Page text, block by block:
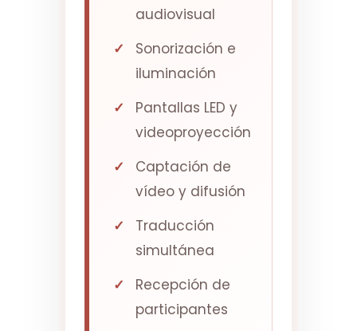
audiovisual
Sonorización e
iluminación
Pantallas LED y
videoproyección
Captación de
vídeo y difusión
Traducción
simultánea
Recepción de
participantes